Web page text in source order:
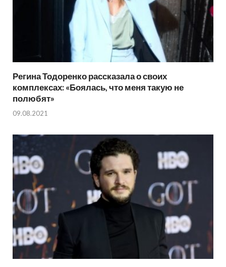
Регина Тодоренко рассказала о своих
комплексах: «Боялась, что меня такую не
полюбят»
09.08.2021